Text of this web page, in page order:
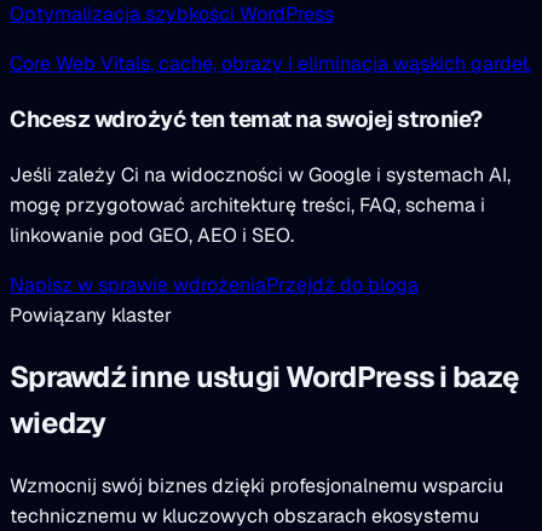
Optymalizacja szybkości WordPress
Core Web Vitals, cache, obrazy i eliminacja wąskich gardeł.
Chcesz wdrożyć ten temat na swojej stronie?
Jeśli zależy Ci na widoczności w Google i systemach AI,
mogę przygotować architekturę treści, FAQ, schema i
linkowanie pod GEO, AEO i SEO.
Napisz w sprawie wdrożeniaPrzejdź do bloga
Powiązany klaster
Sprawdź inne usługi WordPress i bazę
wiedzy
Wzmocnij swój biznes dzięki profesjonalnemu wsparciu
technicznemu w kluczowych obszarach ekosystemu